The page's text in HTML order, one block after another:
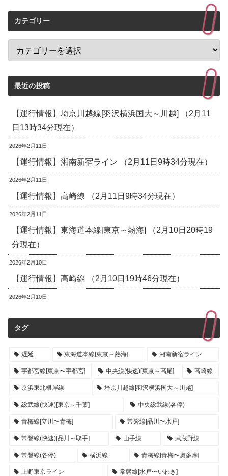
カテゴリー
最近の投稿
【運行情報】埼京川越線[羽沢横浜国大～川越] （2月11
日13時34分現在）
2026年2月11日
【運行情報】湘南新宿ライン （2月11日9時34分現在）
2026年2月11日
【運行情報】高崎線 （2月11日9時34分現在）
2026年2月11日
【運行情報】東海道本線[東京～熱海] （2月10日20時19
分現在）
2026年2月10日
【運行情報】高崎線 （2月10日19時46分現在）
2026年2月10日
タグ
遅延 東海道本線[東京～熱海] 湘南新宿ライン
宇都宮線[東京〜宇都宮] 中央線(快速)[東京～高尾] 高崎線
京浜東北根岸線 埼京川越線[羽沢横浜国大～川越]
総武線(快速)[東京～千葉] 中央総武線(各停)
青梅線[立川〜青梅] 常磐線[品川〜水戸]
常磐線(快速)[品川～取手] 山手線 武蔵野線
常磐線(各停) 横浜線 青梅線[青梅〜奥多摩]
上野東京ライン 常磐線[水戸〜いわき]